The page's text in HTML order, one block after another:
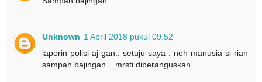
Unknown 1 April 2018 pukul 09.52
laporin polisi aj gan.. setuju saya . neh manusia si rian
sampah bajingan. . mrsti diberanguskan. .